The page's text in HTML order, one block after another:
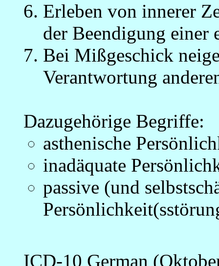
Erleben von innerer
der Beendigung einer
Bei Mißgeschick
Verantwortung
Dazugehörige Begriffe:
asthenische
inadäquate
passive (und
ICD-10 German